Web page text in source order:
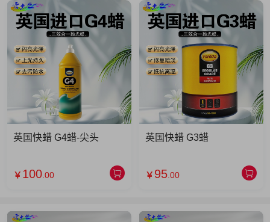
英国快蜡 G4蜡-尖头
￥ 100 .00
英国快蜡 G3蜡
￥ 95 .00